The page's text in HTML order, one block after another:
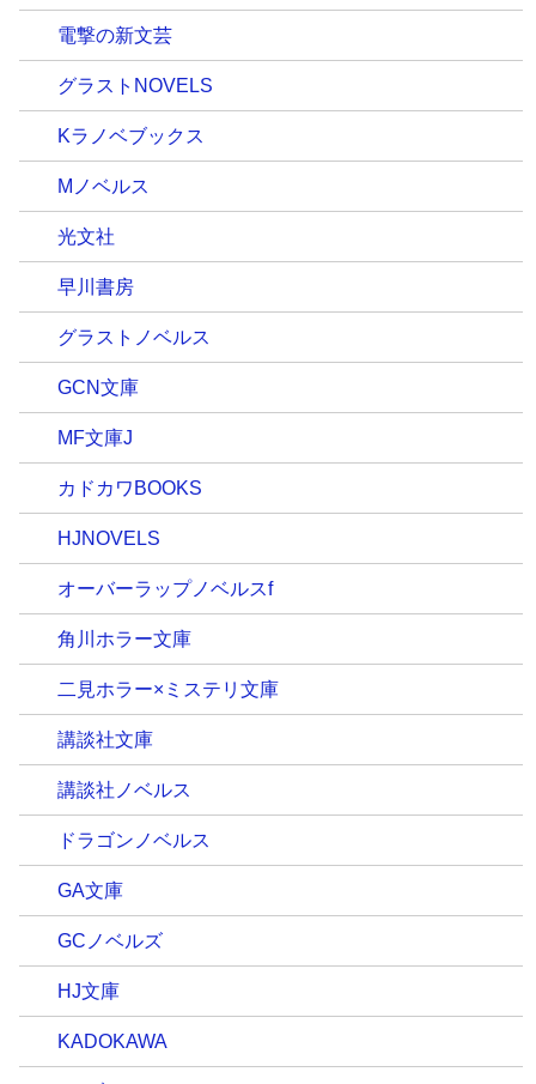
電撃の新文芸
グラストNOVELS
Kラノベブックス
Mノベルス
光文社
早川書房
グラストノベルス
GCN文庫
MF文庫J
カドカワBOOKS
HJNOVELS
オーバーラップノベルスf
角川ホラー文庫
二見ホラー×ミステリ文庫
講談社文庫
講談社ノベルス
ドラゴンノベルス
GA文庫
GCノベルズ
HJ文庫
KADOKAWA